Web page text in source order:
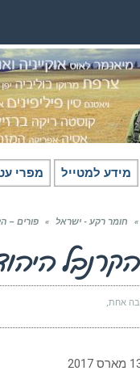
מידע למטייל מפרי
» חומר רקע - ישראל » פורים –
אחת